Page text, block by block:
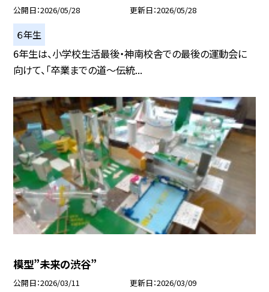
公開日 2026/05/28 更新日 2026/05/28
６年生
6年生は、小学校生活最後・神南校舎での最後の運動会に
向けて、「卒業までの道～伝統...
模型”未来の渋谷”
公開日 2026/03/11 更新日 2026/03/09